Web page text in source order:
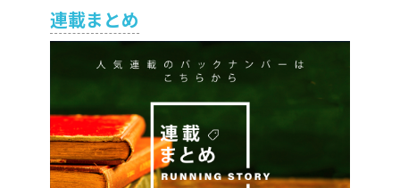
連載まとめ